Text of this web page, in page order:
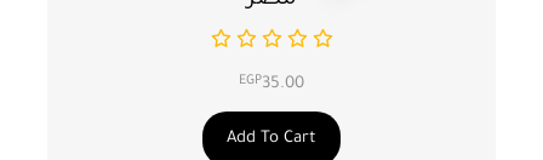
EGP35.00
Add To Cart